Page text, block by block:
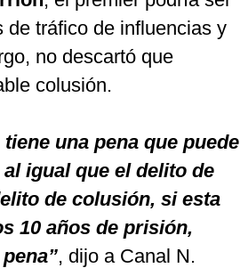
de tráfico de influencias y
no descartó que
colusión.
una pena que puede
igual que el delito de
de colusión, si esta
10 años de prisión,
, dijo a Canal N.